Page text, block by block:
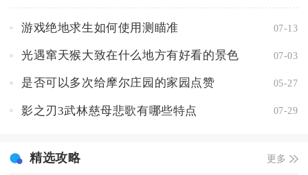
游戏绝地求生如何使用测瞄准 07-13
光遇窜天猴大致在什么地方有好看的景色 07-03
是否可以多次给摩尔庄园的家园点赞 05-27
影之刃3武林慈母悲歌有哪些特点 07-29
精选攻略 更多